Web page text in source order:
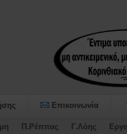
Επικοινωνία
Π.Ρέππας Γ.Λόης